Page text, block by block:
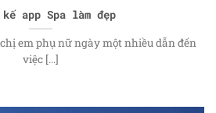
app Spa làm đẹp
em phụ nữ ngày một nhiều dẫn đến
việc [...]